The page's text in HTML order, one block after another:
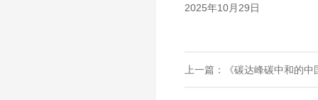
2025年10月29日
上一篇：《碳达峰碳中和的